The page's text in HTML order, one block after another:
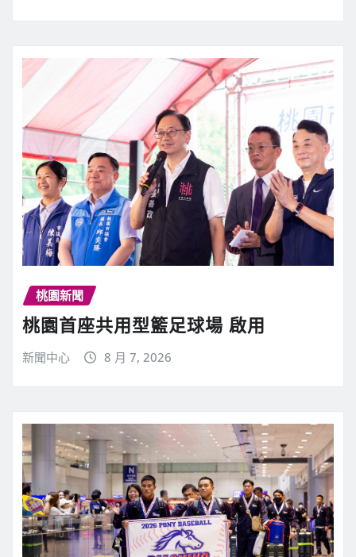
桃園新聞
桃園首座共用型籃足球場 啟用
新聞中心 8 月 7, 2026